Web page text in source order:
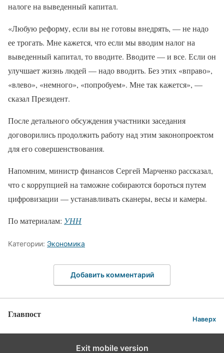
налоге на выведенный капитал.
«Любую реформу, если вы не готовы внедрять, — не надо
ее трогать. Мне кажется, что если мы вводим налог на
выведенный капитал, то вводите. Вводите — и все. Если он
улучшает жизнь людей — надо вводить. Без этих «вправо»,
«влево», «немного», «попробуем». Мне так кажется», —
сказал Президент.
После детального обсуждения участники заседания
договорились продолжить работу над этим законопроектом
для его совершенствования.
Напомним, министр финансов Сергей Марченко рассказал,
что с коррупцией на таможне собираются бороться путем
цифровизации — устанавливать сканеры, весы и камеры.
По материалам: УНН
Категории: Экономика
Добавить комментарий
Главпост Наверх
Exit mobile version